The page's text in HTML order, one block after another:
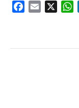
Facebook
Email